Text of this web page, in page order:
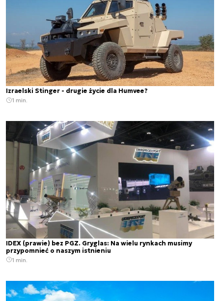
Izraelski Stinger - drugie życie dla Humvee?
1 min.
IDEX (prawie) bez PGZ. Gryglas: Na wielu rynkach musimy
przypomnieć o naszym istnieniu
1 min.